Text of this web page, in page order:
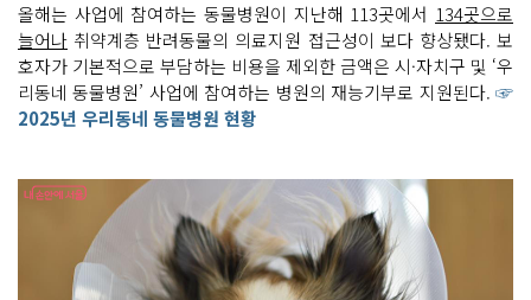
올해는 사업에 참여하는 동물병원이 지난해 113곳에서 134곳으로
늘어나 취약계층 반려동물의 의료지원 접근성이 보다 향상됐다. 보
호자가 기본적으로 부담하는 비용을 제외한 금액은 시·자치구 및 ‘우
리동네 동물병원’ 사업에 참여하는 병원의 재능기부로 지원된다. ☞
2025년 우리동네 동물병원 현황